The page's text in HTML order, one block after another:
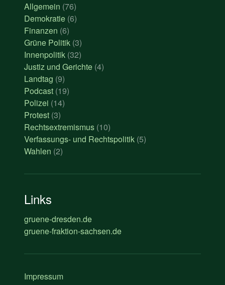
Allgemein (76)
Demokratie (6)
Finanzen (6)
Grüne Politik (3)
Innenpolitik (32)
Justiz und Gerichte (4)
Landtag (9)
Podcast (19)
Polizei (14)
Protest (3)
Rechtsextremismus (10)
Verfassungs- und Rechtspolitik (5)
Wahlen (2)
Links
gruene-dresden.de
gruene-fraktion-sachsen.de
Impressum